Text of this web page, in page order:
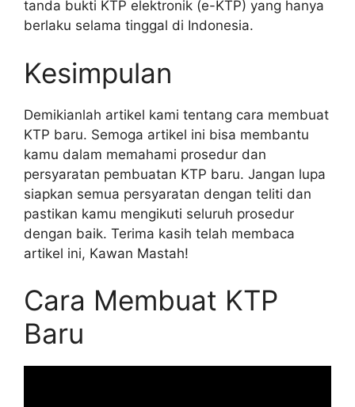
tanda bukti KTP elektronik (e-KTP) yang hanya
berlaku selama tinggal di Indonesia.
Kesimpulan
Demikianlah artikel kami tentang cara membuat
KTP baru. Semoga artikel ini bisa membantu
kamu dalam memahami prosedur dan
persyaratan pembuatan KTP baru. Jangan lupa
siapkan semua persyaratan dengan teliti dan
pastikan kamu mengikuti seluruh prosedur
dengan baik. Terima kasih telah membaca
artikel ini, Kawan Mastah!
Cara Membuat KTP
Baru